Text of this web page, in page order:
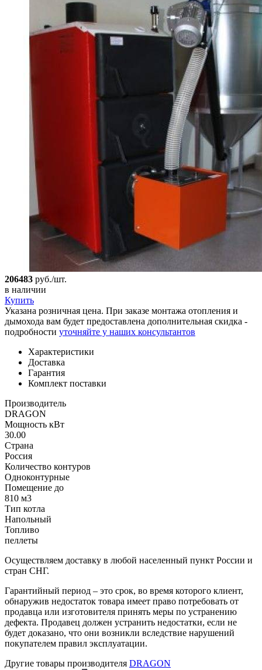
206483 руб./шт.
в наличии
Купить
Указана розничная цена. При заказе монтажа отопления и
дымохода вам будет предоставлена дополнительная скидка -
подробности уточняйте у наших консультантов
Характеристики
Доставка
Гарантия
Комплект поставки
Производитель
DRAGON
Мощность кВт
30.00
Страна
Россия
Количество контуров
Одноконтурные
Помещение до
810 м3
Тип котла
Напольный
Топливо
пеллеты
Осуществляем доставку в любой населенный пункт России и
стран СНГ.
Гарантийный период – это срок, во время которого клиент,
обнаружив недостаток товара имеет право потребовать от
продавца или изготовителя принять меры по устранению
дефекта. Продавец должен устранить недостатки, если не
будет доказано, что они возникли вследствие нарушений
покупателем правил эксплуатации.
Другие товары производителя DRAGON